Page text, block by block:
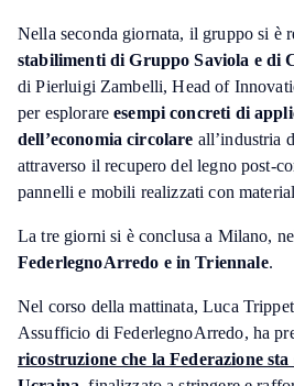
Nella seconda giornata, il gruppo si è
stabilimenti di Gruppo Saviola e di
di Pierluigi Zambelli, Head of
per esplorareesempi concreti di
dell’economia circolare all’industria
attraverso il recupero del legno post-
pannelli e mobili realizzati con
La tre giorni si è conclusa a Milano,
FederlegnoArredo e in Triennale.
Nel corso della mattinata, Luca
Assufficio di FederlegnoArredo, ha
ricostruzione che la Federazione